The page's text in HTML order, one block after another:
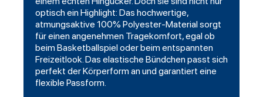
optisch ein Highlight: Das hochwertige,
atmungsaktive 100% Polyester-Material sorgt
für einen angenehmen Tragekomfort, egal ob
beim Basketballspiel oder beim entspannten
Freizeitlook. Das elastische Bündchen passt sich
perfekt der Körperform an und garantiert eine
flexible Passform.